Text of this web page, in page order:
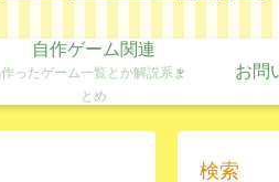
自作ゲーム関連
作ったゲーム一覧とか解説系ま
とめ
お問
検索